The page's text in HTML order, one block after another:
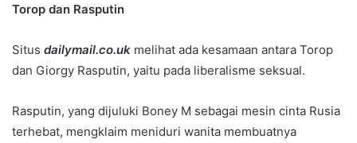
Torop dan Rasputin
Situs dailymail.co.uk melihat ada kesamaan antara Torop
dan Giorgy Rasputin, yaitu pada liberalisme seksual.
Rasputin, yang dijuluki Boney M sebagai mesin cinta Rusia
terhebat, mengklaim meniduri wanita membuatnya